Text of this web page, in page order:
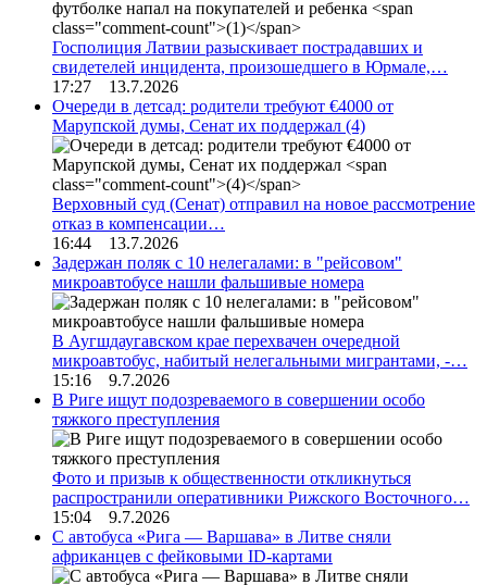
Госполиция Латвии разыскивает пострадавших и
свидетелей инцидента, произошедшего в Юрмале,…
17:27 13.7.2026
Очереди в детсад: родители требуют €4000 от
Марупской думы, Сенат их поддержал (4)
Верховный суд (Сенат) отправил на новое рассмотрение
отказ в компенсации…
16:44 13.7.2026
Задержан поляк с 10 нелегалами: в "рейсовом"
микроавтобусе нашли фальшивые номера
В Аугшдаугавском крае перехвачен очередной
микроавтобус, набитый нелегальными мигрантами, -…
15:16 9.7.2026
В Риге ищут подозреваемого в совершении особо
тяжкого преступления
Фото и призыв к общественности откликнуться
распространили оперативники Рижского Восточного…
15:04 9.7.2026
С автобуса «Рига — Варшава» в Литве сняли
африканцев с фейковыми ID-картами